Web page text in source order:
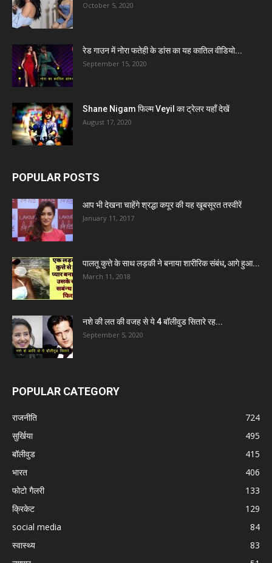
October 5, 2020
रेड गाउन में नोरा फतेही के डांस का यह कातिल वीडियो...
September 15, 2020
Shane Nigam फिल्म Veyil का ट्रेलर यहाँ देखें
August 17, 2020
POPULAR POSTS
आप भी देखना चाहेंगे श्रद्धा कपूर की यह खूबसूरत तस्वीरें
January 11, 2017
पालतू कुत्ते के साथ लड़की ने बनाया शारीरिक संबंध, आगे हुआ...
March 11, 2018
नशे की लत की वजह से ये 4 बॉलीवुड सितारे रह...
September 5, 2020
POPULAR CATEGORY
राजनीति
724
सुर्खिया
495
बॉलीवुड
415
भारत
406
फोटो गैलरी
133
क्रिकेट
129
social media
84
स्वास्थ्य
83